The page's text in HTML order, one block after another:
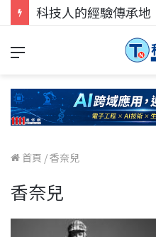
首頁 /香奈兒
香奈兒